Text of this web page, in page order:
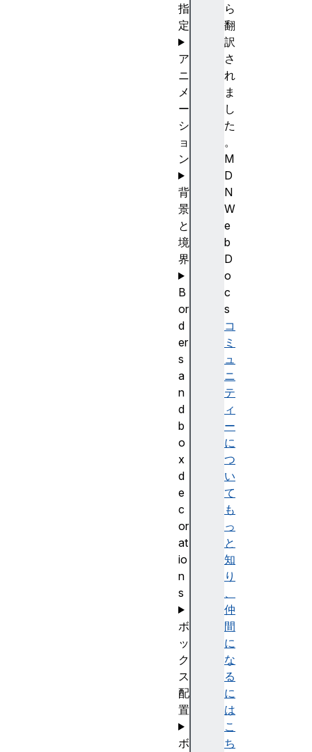
ら
翻
訳
さ
れ
ま
し
た
。
M
D
N
W
e
b
D
o
c
s
コ
ミ
ュ
ニ
テ
ィ
ー
に
つ
い
て
も
っ
と
知
り
、
仲
間
に
な
る
に
は
こ
ち
指
定
ア
ニ
メ
ー
シ
ョ
ン
背
景
と
境
界
B
or
d
er
s
a
n
d
b
o
x
d
e
c
or
at
io
n
s
ボ
ッ
ク
ス
配
置
ボ